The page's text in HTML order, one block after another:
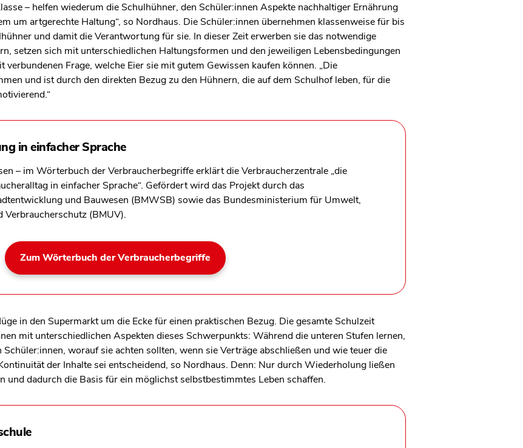
– helfen wiederum die Schulhühner, den Schüler:innen Aspekte nachhaltiger Ernährung
um artgerechte Haltung“, so Nordhaus. Die Schüler:innen übernehmen klassenweise für bis
und damit die Verantwortung für sie. In dieser Zeit erwerben sie das notwendige
setzen sich mit unterschiedlichen Haltungsformen und den jeweiligen Lebensbedingungen
Frage, welche Eier sie mit gutem Gewissen kaufen können. „Die
und ist durch den direkten Bezug zu den Hühnern, die auf dem Schulhof leben, für die
in einfacher Sprache
– im Wörterbuch der Verbraucherbegriffe erklärt die Verbraucherzentrale „die
in einfacher Sprache“. Gefördert wird das Projekt durch das
und Bauwesen (BMWSB) sowie das Bundesministerium für Umwelt,
Verbraucherschutz (BMUV).
Zum Wörterbuch der Verbraucherbegriffe
in den Supermarkt um die Ecke für einen praktischen Bezug. Die gesamte Schulzeit
mit unterschiedlichen Aspekten dieses Schwerpunkts: Während die unteren Stufen lernen,
worauf sie achten sollten, wenn sie Verträge abschließen und wie teuer die
der Inhalte sei entscheidend, so Nordhaus. Denn: Nur durch Wiederholung ließen
und dadurch die Basis für ein möglichst selbstbestimmtes Leben schaffen.